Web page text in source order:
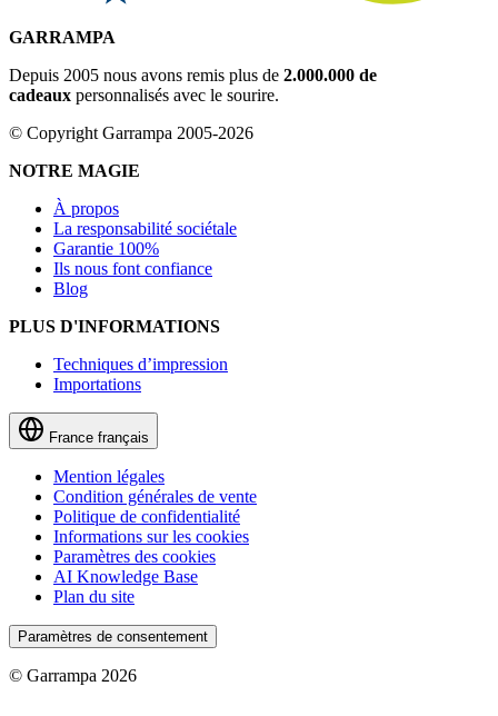
GARRAMPA
Depuis 2005 nous avons remis plus de 2.000.000 de
cadeaux personnalisés avec le sourire.
© Copyright Garrampa 2005-2026
NOTRE MAGIE
À propos
La responsabilité sociétale
Garantie 100%
Ils nous font confiance
Blog
PLUS D'INFORMATIONS
Techniques d’impression
Importations
France français
Mention légales
Condition générales de vente
Politique de confidentialité
Informations sur les cookies
Paramètres des cookies
AI Knowledge Base
Plan du site
Paramètres de consentement
© Garrampa 2026